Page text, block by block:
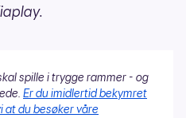
spille i trygge rammer - og
Er du imidlertid bekymret
at du besøker våre